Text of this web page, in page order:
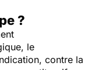
?
le
contre la